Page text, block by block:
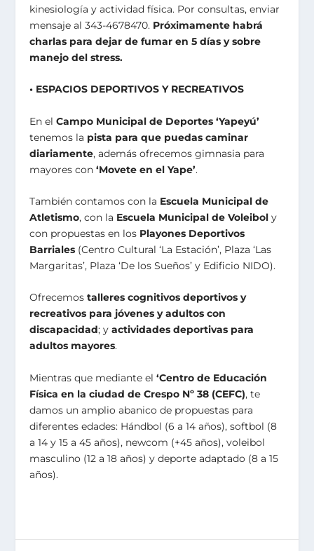
kinesiología y actividad física. Por consultas, enviar
mensaje al 343-4678470. Próximamente habrá
charlas para dejar de fumar en 5 días y sobre
manejo del stress.
• ESPACIOS DEPORTIVOS Y RECREATIVOS
En elCampo Municipal de Deportes ‘Yapeyú’
tenemos la pista para que puedas caminar
diariamente, además ofrecemos gimnasia para
mayores con‘Movete en el Yape’.
También contamos con la Escuela Municipal de
Atletismo, con la Escuela Municipal de Voleibol y
con propuestas en los Playones Deportivos
Barriales (Centro Cultural ‘La Estación’, Plaza ‘Las
Margaritas’, Plaza ‘De los Sueños’ y Edificio NIDO).
Ofrecemostalleres cognitivos deportivos y
recreativos para jóvenes y adultos con
discapacidad; yactividades deportivas para
adultos mayores.
Mientras que mediante el‘Centro de Educación
Física en la ciudad de Crespo Nº 38 (CEFC), te
damos un amplio abanico de propuestas para
diferentes edades: Hándbol (6 a 14 años), softbol (8
a 14 y 15 a 45 años), newcom (+45 años), voleibol
masculino (12 a 18 años) y deporte adaptado (8 a 15
años).